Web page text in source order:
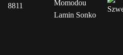
8811
Momodou
Lamin Sonko